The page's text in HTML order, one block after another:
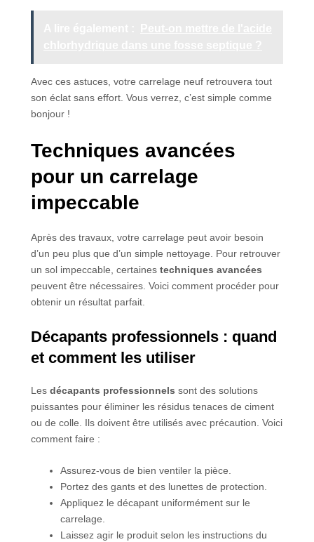
Avec ces astuces, votre carrelage neuf retrouvera tout
son éclat sans effort. Vous verrez, c’est simple comme
bonjour !
Techniques avancées
pour un carrelage
impeccable
Après des travaux, votre carrelage peut avoir besoin
d’un peu plus que d’un simple nettoyage. Pour retrouver
un sol impeccable, certaines techniques avancées
peuvent être nécessaires. Voici comment procéder pour
obtenir un résultat parfait.
Décapants professionnels : quand
et comment les utiliser
Les décapants professionnels sont des solutions
puissantes pour éliminer les résidus tenaces de ciment
ou de colle. Ils doivent être utilisés avec précaution. Voici
comment faire :
Assurez-vous de bien ventiler la pièce.
Portez des gants et des lunettes de protection.
Appliquez le décapant uniformément sur le
carrelage.
Laissez agir le produit selon les instructions du